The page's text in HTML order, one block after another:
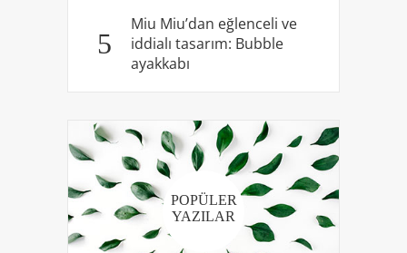
5
Miu Miu’dan eğlenceli ve
iddialı tasarım: Bubble
ayakkabı
POPÜLER
YAZILAR